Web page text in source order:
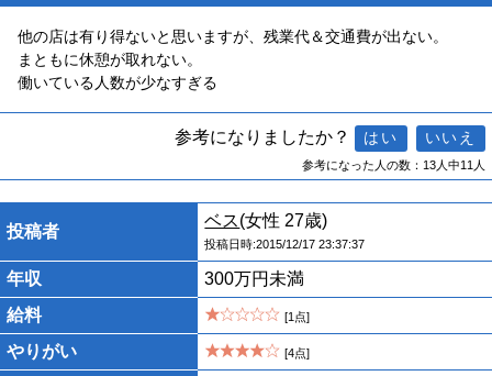
他の店は有り得ないと思いますが、残業代＆交通費が出ない。
まともに休憩が取れない。
働いている人数が少なすぎる
参考になりましたか？
参考になった人の数：13人中11人
投稿者
ベス(女性 27歳)
投稿日時:2015/12/17 23:37:37
年収
300万円未満
給料
[1点]
やりがい [4点]